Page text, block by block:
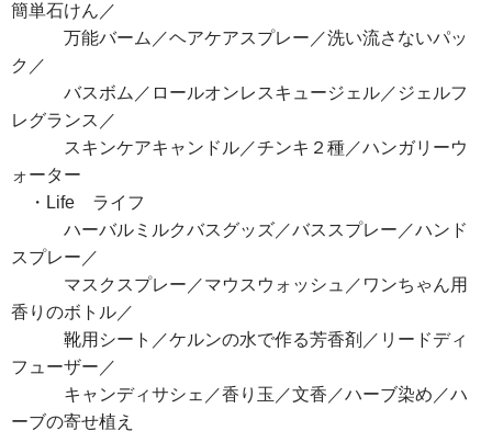
簡単石けん／
万能バーム／ヘアケアスプレー／洗い流さないパッ
ク／
バスボム／ロールオンレスキュージェル／ジェルフ
レグランス／
スキンケアキャンドル／チンキ２種／ハンガリーウ
ォーター
・Life ライフ
ハーバルミルクバスグッズ／バススプレー／ハンド
スプレー／
マスクスプレー／マウスウォッシュ／ワンちゃん用
香りのボトル／
靴用シート／ケルンの水で作る芳香剤／リードディ
フューザー／
キャンディサシェ／香り玉／文香／ハーブ染め／ハ
ーブの寄せ植え